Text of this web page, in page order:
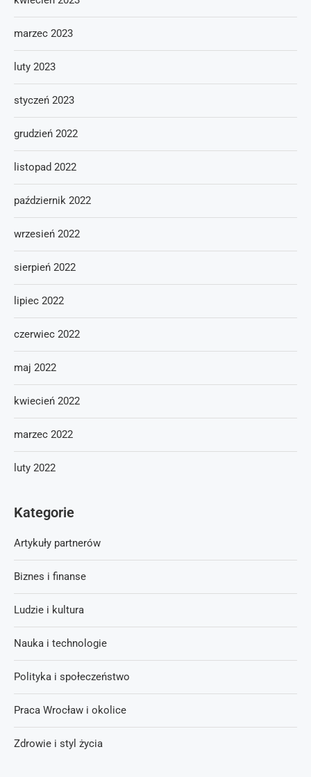
marzec 2023
luty 2023
styczeń 2023
grudzień 2022
listopad 2022
październik 2022
wrzesień 2022
sierpień 2022
lipiec 2022
czerwiec 2022
maj 2022
kwiecień 2022
marzec 2022
luty 2022
Kategorie
Artykuły partnerów
Biznes i finanse
Ludzie i kultura
Nauka i technologie
Polityka i społeczeństwo
Praca Wrocław i okolice
Zdrowie i styl życia